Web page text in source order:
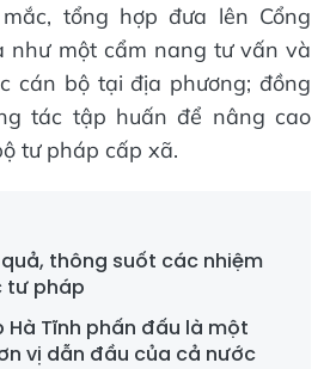
tổng hợp đưa lên Cổng
như một cẩm nang tư vấn và
cán bộ tại địa phương; đồng
tác tập huấn để nâng cao
tư pháp cấp xã.
thông suốt các nhiệm
tư pháp
Hà Tĩnh phấn đấu là một
vị dẫn đầu của cả nước